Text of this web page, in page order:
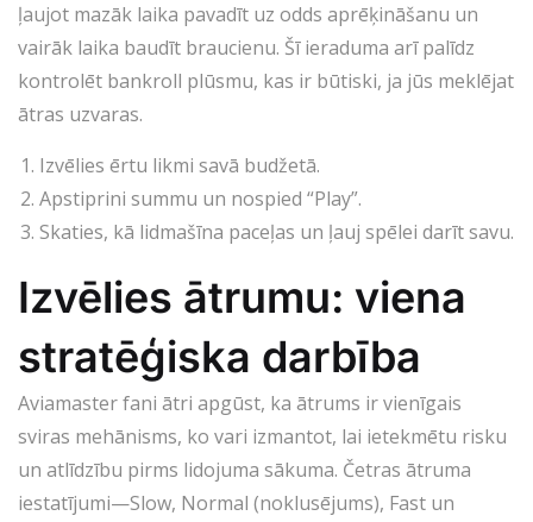
ļaujot mazāk laika pavadīt uz odds aprēķināšanu un
vairāk laika baudīt braucienu. Šī ieraduma arī palīdz
kontrolēt bankroll plūsmu, kas ir būtiski, ja jūs meklējat
ātras uzvaras.
Izvēlies ērtu likmi savā budžetā.
Apstiprini summu un nospied “Play”.
Skaties, kā lidmašīna paceļas un ļauj spēlei darīt savu.
Izvēlies ātrumu: viena
stratēģiska darbība
Aviamasterfani ātri apgūst, ka ātrums ir vienīgais
sviras mehānisms, ko vari izmantot, lai ietekmētu risku
un atlīdzību pirms lidojuma sākuma. Četras ātruma
iestatījumi—Slow, Normal (noklusējums), Fast un